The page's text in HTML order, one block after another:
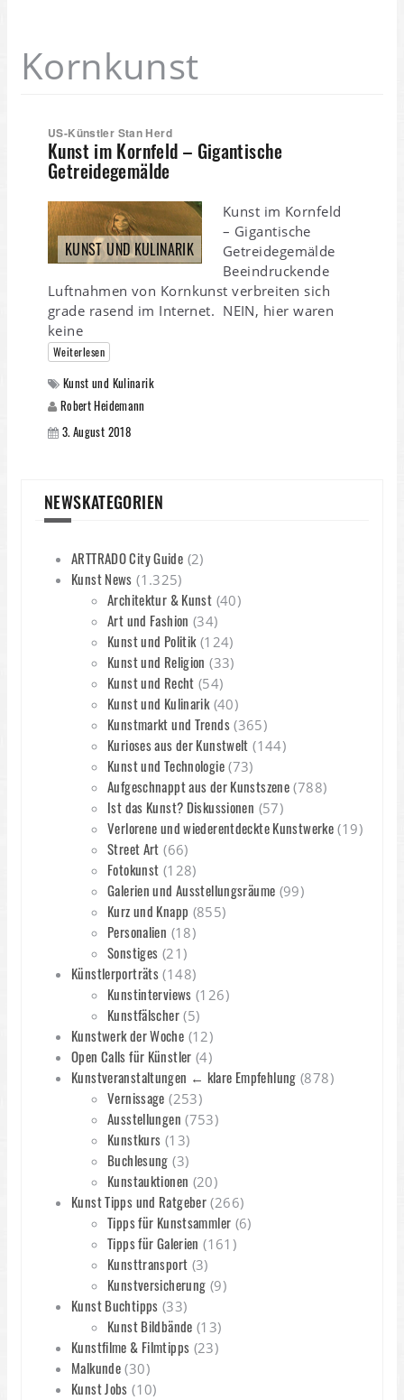
Kornkunst
US-Künstler Stan Herd
Kunst im Kornfeld – Gigantische
Getreidegemälde
KUNST UND KULINARIK
Kunst im Kornfeld
– Gigantische
Getreidegemälde
Beeindruckende
Luftnahmen von Kornkunst verbreiten sich
grade rasend im Internet. NEIN, hier waren
keine
Weiterlesen
Kunst und Kulinarik
Robert Heidemann
3. August 2018
NEWSKATEGORIEN
ARTTRADO City Guide (2)
Kunst News (1.325)
Architektur & Kunst (40)
Art und Fashion (34)
Kunst und Politik(124)
Kunst und Religion (33)
Kunst und Recht (54)
Kunst und Kulinarik(40)
Kunstmarkt und Trends(365)
Kurioses aus der Kunstwelt (144)
Kunst und Technologie(73)
Aufgeschnappt aus der Kunstszene (788)
Ist das Kunst? Diskussionen (57)
Verlorene und wiederentdeckte Kunstwerke (19)
Street Art (66)
Fotokunst (128)
Galerien und Ausstellungsräume (99)
Kurz und Knapp (855)
Personalien (18)
Sonstiges (21)
Künstlerporträts (148)
Kunstinterviews (126)
Kunstfälscher(5)
Kunstwerk der Woche (12)
Open Calls für Künstler (4)
Kunstveranstaltungen ← klare Empfehlung (878)
Vernissage (253)
Ausstellungen (753)
Kunstkurs (13)
Buchlesung (3)
Kunstauktionen (20)
Kunst Tipps und Ratgeber (266)
Tipps für Kunstsammler (6)
Tipps für Galerien (161)
Kunsttransport (3)
Kunstversicherung (9)
Kunst Buchtipps (33)
Kunst Bildbände (13)
Kunstfilme & Filmtipps (23)
Malkunde (30)
Kunst Jobs (10)